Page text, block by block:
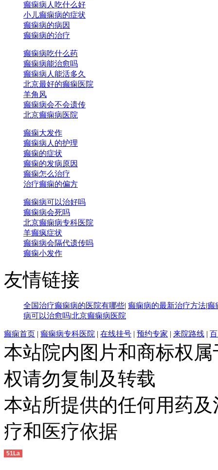
癫痫病人吃什么好
小儿癫痫病的症状
癫痫病的病因
癫痫病的治疗
癫痫病吃什么药
癫痫病能治愈吗
癫痫病人能活多久
北京最好的癫痫医院
羊角风
癫痫病会不会遗传
北京癫痫病医院
癫痫大发作
癫痫病人的护理
癫痫的症状
癫痫的发病原因
癫痫怎么治疗
治疗癫痫的偏方
癫痫病可以治好吗
癫痫病会死吗
北京癫痫病专科医院
羊癫疯症状
癫痫病会隔代遗传吗
癫痫小发作
友情链接
全国治疗癫痫病的医院有哪些| 癫痫病的最新治疗方法|癫
病可以治愈吗|北京癫痫病医院
癫痫首页 | 癫痫病专科医院 | 在线挂号 | 预约专家 | 来院路线 |
本站院内图片和商标权
权请勿复制及转载
本站所提供的任何用药
疗和医疗依据
51La